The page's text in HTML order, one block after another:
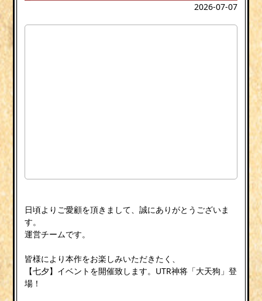
2026-07-07
日頃よりご愛顧を頂きまして、誠にありがとうございま
す。
運営チームです。
皆様により本作をお楽しみいただきたく、
【七夕】イベントを開催致します。UTR神将「大天狗」登
場！